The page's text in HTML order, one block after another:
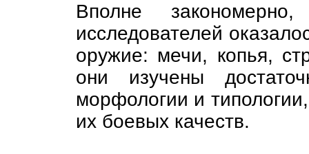
Вполне
исследователей
оружие: мечи, копья,
они изучены
морфологии и
их боевых качеств.